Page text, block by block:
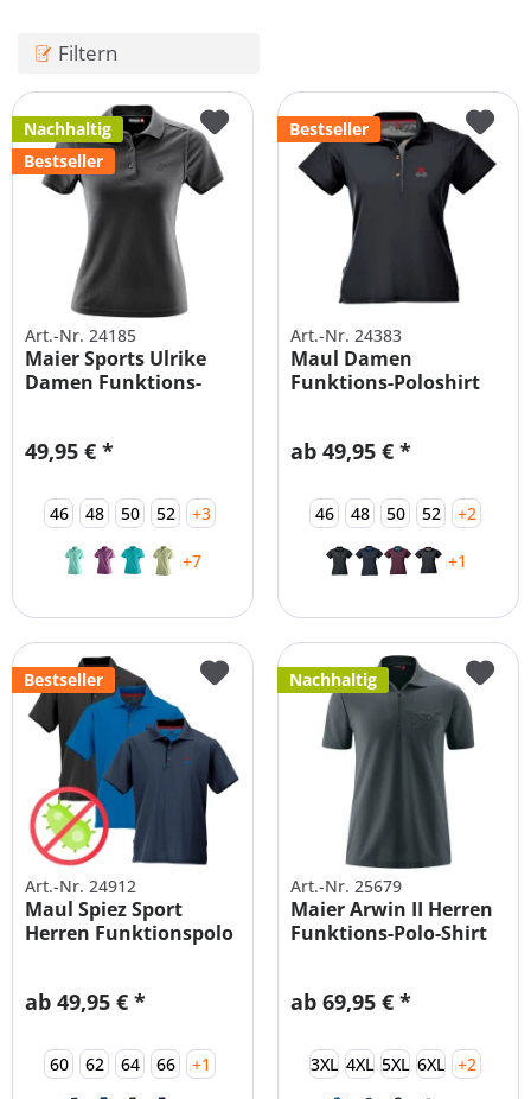
Filtern
Nachhaltig
Bestseller
Art.-Nr. 24185
Maier Sports Ulrike
Damen Funktions-
49,95 € *
46 48 50 52 +3
+7
Bestseller
Art.-Nr. 24383
Maul Damen
Funktions-Poloshirt
ab 49,95 € *
46 48 50 52 +2
+1
Bestseller
Art.-Nr. 24912
Maul Spiez Sport
Herren Funktionspolo
ab 49,95 € *
60 62 64 66 +1
Nachhaltig
Art.-Nr. 25679
Maier Arwin II Herren
Funktions-Polo-Shirt
ab 69,95 € *
3XL 4XL 5XL 6XL +2